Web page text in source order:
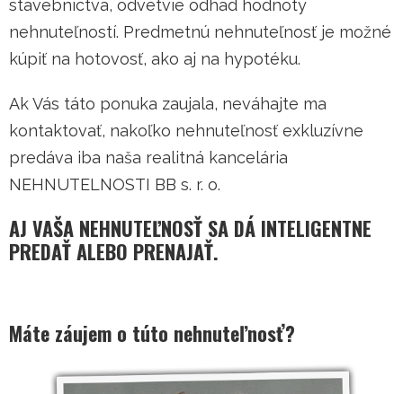
stavebníctva, odvetvie odhad hodnoty
nehnuteľností. Predmetnú nehnuteľnosť je možné
kúpiť na hotovosť, ako aj na hypotéku.
Ak Vás táto ponuka zaujala, neváhajte ma
kontaktovať, nakoľko nehnuteľnosť exkluzívne
predáva iba naša realitná kancelária
NEHNUTELNOSTI BB s. r. o.
AJ VAŠA NEHNUTEĽNOSŤ SA DÁ INTELIGENTNE
PREDAŤ ALEBO PRENAJAŤ.
Máte záujem o túto nehnuteľnosť?